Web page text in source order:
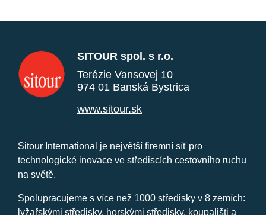
SITOUR spol. s r.o.
Terézie Vansovej 10
974 01 Banská Bystrica
www.sitour.sk
Sitour International je největší firemní síť pro
technologické inovace ve střediscích cestovního ruchu
na světě.
Spolupracujeme s více než 1000 středisky v 8 zemích:
lyžařskými středisky, horskými středisky, koupališti a